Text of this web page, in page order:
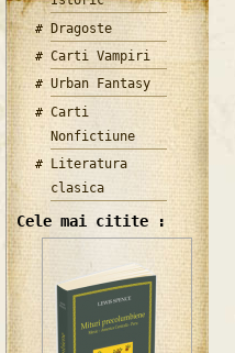
Dragoste
Carti Vampiri
Urban Fantasy
Carti
Nonfictiune
Literatura
clasica
Cele mai citite :